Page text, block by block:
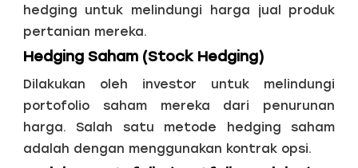
hedging untuk melindungi harga jual produk
pertanian mereka.
Hedging Saham (Stock Hedging)
Dilakukan oleh investor untuk melindungi
portofolio saham mereka dari penurunan
harga. Salah satu metode hedging saham
adalah dengan menggunakan kontrak opsi.